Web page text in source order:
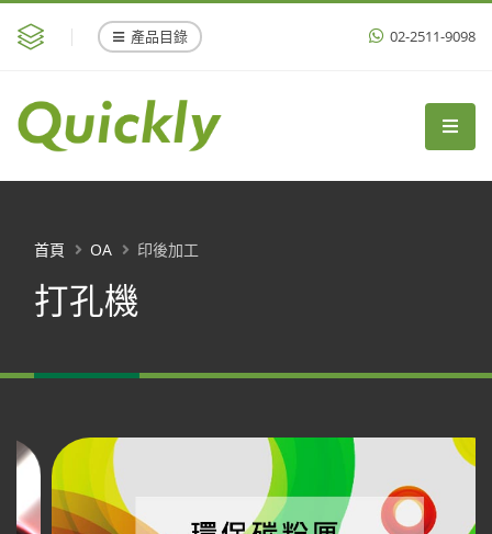
產品目錄 02-2511-9098
打孔機
首頁 OA 印後加工